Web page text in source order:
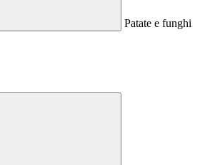
Patate e funghi